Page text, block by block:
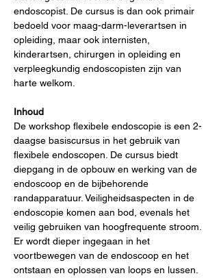
endoscopist. De cursus is dan ook primair
bedoeld voor maag-darm-leverartsen in
opleiding, maar ook internisten,
kinderartsen, chirurgen in opleiding en
verpleegkundig endoscopisten zijn van
harte welkom.
Inhoud
De workshop flexibele endoscopie is een 2-
daagse basiscursus in het gebruik van
flexibele endoscopen. De cursus biedt
diepgang in de opbouw en werking van de
endoscoop en de bijbehorende
randapparatuur. Veiligheidsaspecten in de
endoscopie komen aan bod, evenals het
veilig gebruiken van hoogfrequente stroom.
Er wordt dieper ingegaan in het
voortbewegen van de endoscoop en het
ontstaan en oplossen van loops en lussen.